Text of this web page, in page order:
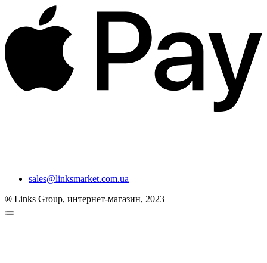
sales@linksmarket.com.ua
® Links Group, интернет-магазин, 2023